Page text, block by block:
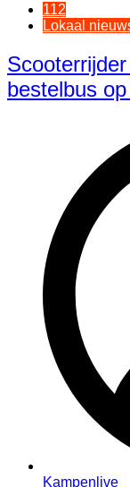
112
Lokaal
bestelbus
Kampenlive